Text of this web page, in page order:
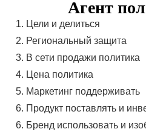
Агент
1. Цели и делиться
2. Региональный защита
3. В сети продажи политика
4. Цена политика
5. Маркетинг поддерживать
6. Продукт поставлять и
6. Бренд использовать и